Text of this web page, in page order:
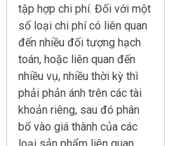
tập hợp chi phí. Đối với một
số loại chi phí có liên quan
đến nhiều đối tượng hạch
toán, hoặc liên quan đến
nhiều vụ, nhiều thời kỳ thì
phải phản ánh trên các tài
khoản riêng, sau đó phân
bổ vào giá thành của các